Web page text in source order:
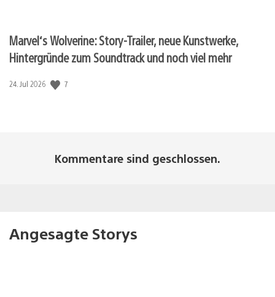
Marvel‘s Wolverine: Story-Trailer, neue Kunstwerke,
Hintergründe zum Soundtrack und noch viel mehr
Veröffentlichungsdatum:
24. Jul 2026 7
Kommentare sind geschlossen.
Angesagte Storys